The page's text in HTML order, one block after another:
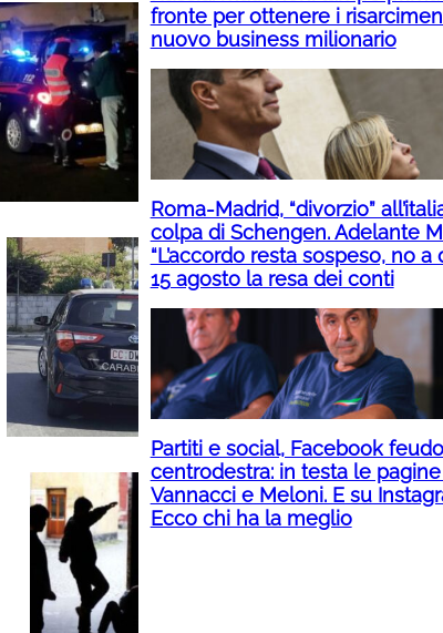
fronte per ottenere i
nuovo business milionario
Roma-Madrid, “divorzio”
colpa di Schengen. Adelante
“L’accordo resta sospeso, no a
15 agosto la resa dei conti
Partiti e social, Facebook
centrodestra: in testa le
Vannacci e Meloni. E su
Ecco chi ha la meglio